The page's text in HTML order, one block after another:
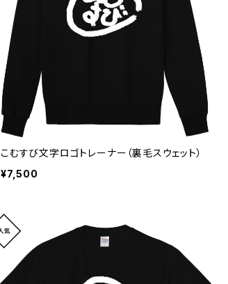
こむすび文字ロゴトレーナー（裏毛スウェット）
¥7,500